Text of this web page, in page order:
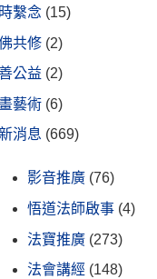
繫念 (15)
共修 (2)
公益 (2)
藝術 (6)
消息 (669)
影音推廣 (76)
悟道法師啟事 (4)
法寶推廣 (273)
法會講經 (148)